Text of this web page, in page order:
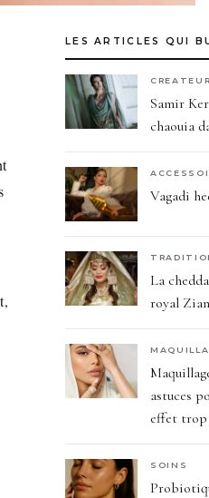
LES ARTICLES QUI
Samir
chaouia
Vagadi
La
royal
astuces
effet trop
SOINS